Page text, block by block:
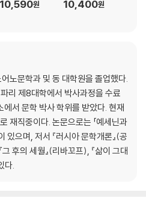
10,590원 10,400원
노문학과 및 동 대학원을 졸업했다.
리 제8대학에서 박사과정을 수료
서 문학 박사 학위를 받았다. 현재
재직중이다. 논문으로는 「예세닌과
있으며, 저서 『러시아 문학개론』(공
후의 세월』(리바꼬프), 『삶이 그대
다.